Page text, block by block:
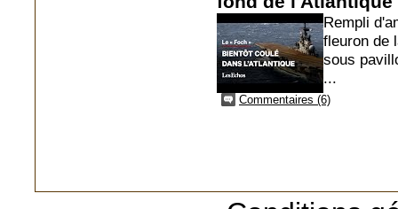
Rempli
fleuron de
sous
...
Commentaires (6)